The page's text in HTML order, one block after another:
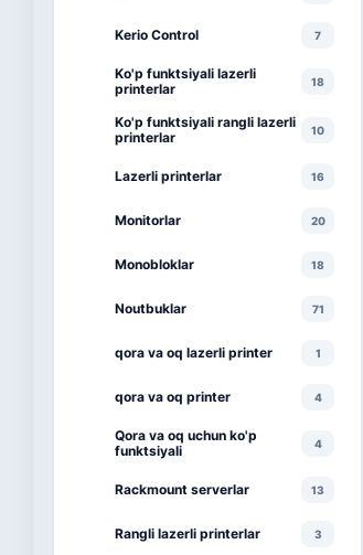
Kerio Control 7
Ko'p funktsiyali lazerli
printerlar
18
Ko'p funktsiyali rangli lazerli
printerlar
10
Lazerli printerlar 16
Monitorlar 20
Monobloklar 18
Noutbuklar 71
qora va oq lazerli printer 1
qora va oq printer 4
Qora va oq uchun ko'p
funktsiyali
4
Rackmount serverlar 13
Rangli lazerli printerlar 3